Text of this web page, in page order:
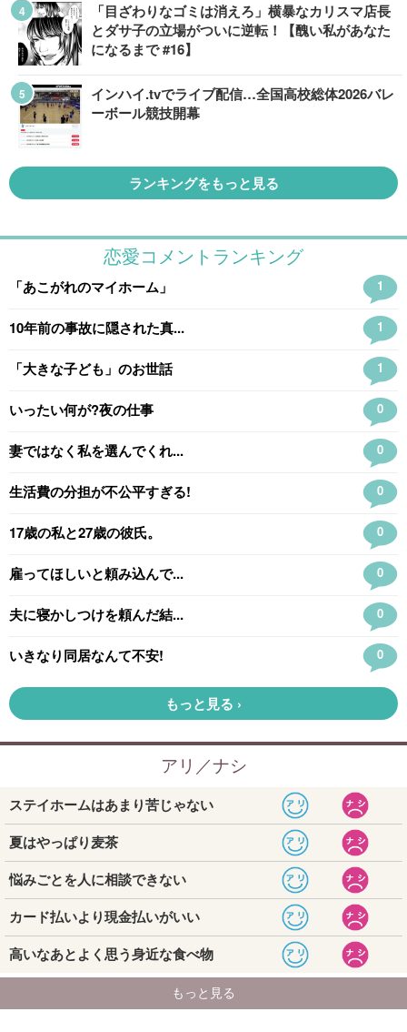
「目ざわりなゴミは消えろ」横暴なカリスマ店長
とダサ子の立場がついに逆転！【醜い私があなた
になるまで #16】
インハイ.tvでライブ配信…全国高校総体2026バレ
ーボール競技開幕
ランキングをもっと見る